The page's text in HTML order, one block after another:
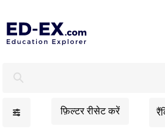
फ़िल्टर रीसेट करें